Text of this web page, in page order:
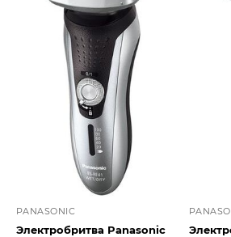
PANASONIC
Электробритва Panasonic